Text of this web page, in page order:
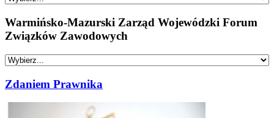
Warmińsko-Mazurski Zarząd Wojewódzki Forum
Związków Zawodowych
Zdaniem Prawnika